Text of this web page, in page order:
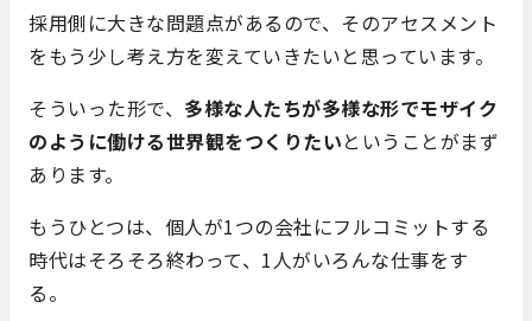
採用側に大きな問題点があるので、そのアセスメント
をもう少し考え方を変えていきたいと思っています。
そういった形で、 多様な人たちが多様な形でモザイク
のように働ける世界観をつくりたいということがまず
あります。
もうひとつは、個人が1つの会社にフルコミットする
時代はそろそろ終わって、1人がいろんな仕事をす
る。